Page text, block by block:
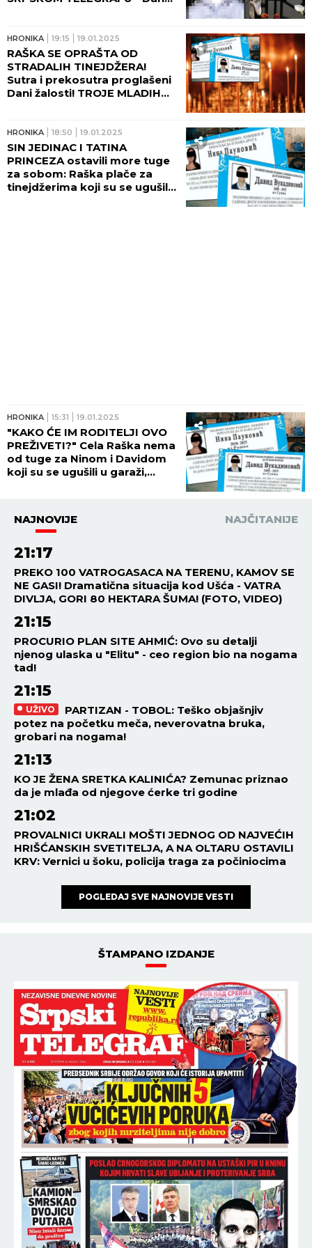
HRONIKA 19:15 19.01.2025
RAŠKA SE OPRAŠTA OD
STRADALIH TINEJDŽERA!
Sutra i prekosutra proglašeni
Dani žalosti! TROJE MLADIH
HRONIKA 18:50 19.01.2025
SIN JEDINAC I TATINA
PRINCEZA ostavili more tuge
za sobom: Raška plače za
tinejdžerima koji su se ugušili
HRONIKA 15:31 19.01.2025
"KAKO ĆE IM RODITELJI OVO
PREŽIVETI?" Cela Raška nema
od tuge za Ninom i Davidom
koji su se ugušili u garaži,
NAJNOVIJE
NAJČITANIJE
21:17
PREKO 100 VATROGASACA NA TERENU, KAMOV SE
NE GASI! Dramatična situacija kod Ušća - VATRA
DIVLJA, GORI 80 HEKTARA ŠUMA! (FOTO, VIDEO)
21:15
PROCURIO PLAN SITE AHMIĆ: Ovo su detalji
njenog ulaska u "Elitu" - ceo region bio na nogama
tad!
21:15
UŽIVO
PARTIZAN - TOBOL: Teško objašnjiv
potez na početku meča, neverovatna bruka,
grobari na nogama!
21:13
KO JE ŽENA SRETKA KALINIĆA? Zemunac priznao
da je mlađa od njegove ćerke tri godine
21:02
PROVALNICI UKRALI MOŠTI JEDNOG OD NAJVEĆIH
HRIŠĆANSKIH SVETITELJA, A NA OLTARU OSTAVILI
KRV: Vernici u šoku, policija traga za počiniocima
POGLEDAJ SVE NAJNOVIJE VESTI
ŠTAMPANO IZDANJE